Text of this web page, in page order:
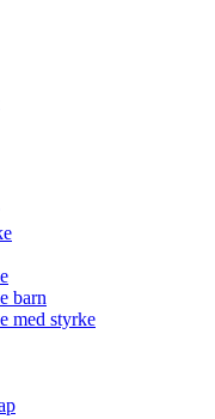
barn
med styrke